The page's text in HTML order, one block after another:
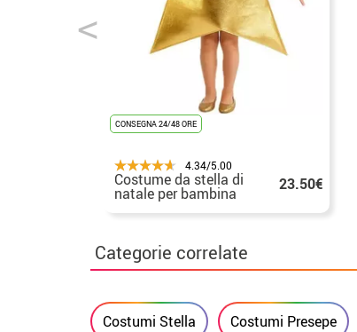
CONSEGNA 24/48 ORE
4.34/5.00
Costume da stella di
natale per bambina
dai 5 ai 7 anni
23.50€
Categorie correlate
Costumi Stella Costumi Presepe